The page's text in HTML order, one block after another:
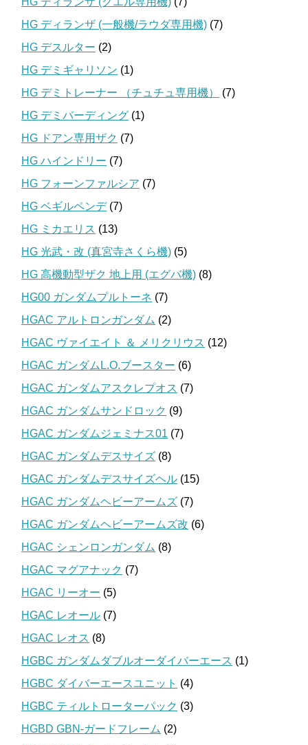
HG ディランザ (一般機/ラウダ専用機) (7)
HG デスルター (2)
HG デミギャリソン (1)
HG デミトレーナー （チュチュ専用機）
(7)
HG デミバーディング (1)
HG ドアン専用ザク (7)
HG ハインドリー (7)
HG フォーンファルシア (7)
HG ベギルペンデ(7)
HG ミカエリス (13)
HG 光武・改 (真宮寺さくら機) (5)
HG 高機動型ザク 地上用 (エグバ機) (8)
HG00 ガンダムプルトーネ (7)
HGAC アルトロンガンダム (2)
HGAC ヴァイエイト ＆ メリクリウス (12)
HGAC ガンダムL.O.ブースター (6)
HGAC ガンダムアスクレプオス (7)
HGAC ガンダムサンドロック (9)
HGAC ガンダムジェミナス01 (7)
HGAC ガンダムデスサイズ (8)
HGAC ガンダムデスサイズヘル (15)
HGAC ガンダムヘビーアームズ (7)
HGAC ガンダムヘビーアームズ改 (6)
HGAC シェンロンガンダム (8)
HGAC マグアナック (7)
HGAC リーオー (5)
HGAC レオール (7)
HGAC レオス (8)
HGBC ガンダムダブルオーダイバーエース (1)
HGBC ダイバーエースユニット (4)
HGBC ティルトローターパック (3)
HGBD GBN-ガードフレーム (2)